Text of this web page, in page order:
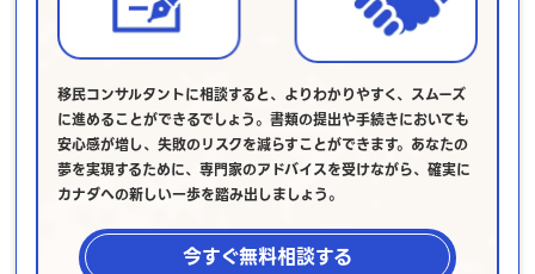
移民コンサルタントに相談すると、よりわかりやすく、スムーズ
に進めることができるでしょう。書類の提出や手続きにおいても
安心感が増し、失敗のリスクを減らすことができます。あなたの
夢を実現するために、専門家のアドバイスを受けながら、確実に
カナダへの新しい一歩を踏み出しましょう。
今すぐ無料相談する